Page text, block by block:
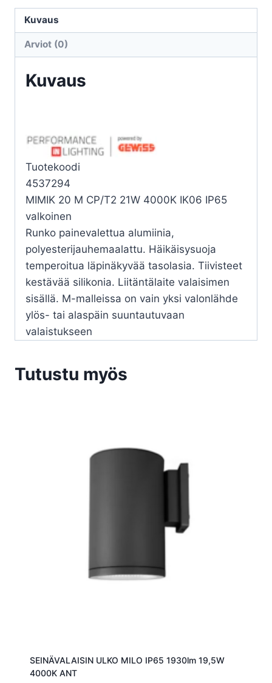
20
M
4K
Kuvaus
Arviot (0)
Kuvaus
Tuotekoodi
4537294
MIMIK 20 M CP/T2 21W 4000K IK06 IP65
valkoinen
Runko painevalettua alumiinia,
polyesterijauhemaalattu. Häikäisysuoja
temperoitua läpinäkyvää tasolasia. Tiivisteet
kestävää silikonia. Liitäntälaite valaisimen
sisällä. M-malleissa on vain yksi valonlähde
ylös- tai alaspäin suuntautuvaan
valaistukseen
Tutustu myös
SEINÄVALAISIN ULKO MILO IP65 1930lm 19,5W
4000K ANT